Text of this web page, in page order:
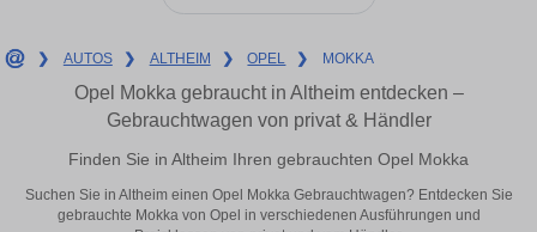
❯ AUTOS ❯ ALTHEIM ❯ OPEL ❯ MOKKA
Opel Mokka gebraucht in Altheim entdecken –
Gebrauchtwagen von privat & Händler
Finden Sie in Altheim Ihren gebrauchten Opel Mokka
Suchen Sie in Altheim einen Opel Mokka Gebrauchtwagen? Entdecken Sie
gebrauchte Mokka von Opel in verschiedenen Ausführungen und